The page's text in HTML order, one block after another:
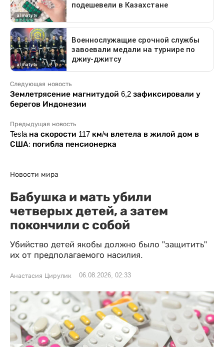
Следующая новость
Землетрясение магнитудой 6,2 зафиксировали у
берегов Индонезии
Предыдущая новость
Tesla на скорости 117 км/ч влетела в жилой дом в
США: погибла пенсионерка
Новости мира
Бабушка и мать убили
четверых детей, а затем
покончили с собой
Убийство детей якобы должно было "защитить"
их от предполагаемого насилия.
Анастасия Цирулик 06.08.2026, 02:33